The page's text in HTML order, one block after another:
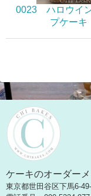
0023 ハロウイ
プケーキ
ケーキのオーダー
東京都世田谷区下馬6-